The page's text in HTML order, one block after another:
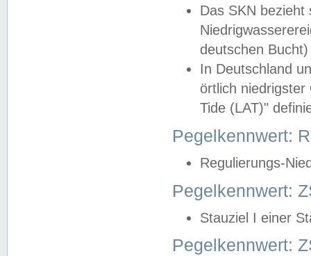
Das SKN
deutschen
In Deutschland
örtlich
Tide (LAT)"
Pegelkennwert:
Regulierungs-
Pegelkennwert:
Stauziel I einer
Pegelkennwert: